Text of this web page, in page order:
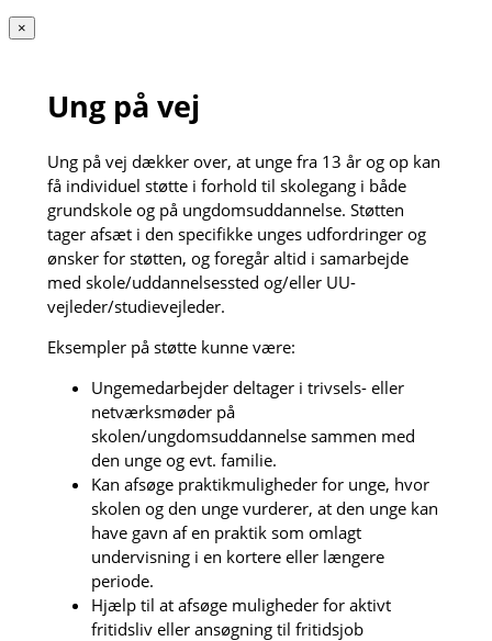
×
Ung på vej
Ung på vej dækker over, at unge fra 13 år og op kan
få individuel støtte i forhold til skolegang i både
grundskole og på ungdomsuddannelse. Støtten
tager afsæt i den specifikke unges udfordringer og
ønsker for støtten, og foregår altid i samarbejde
med skole/uddannelsessted og/eller UU-
vejleder/studievejleder.
Eksempler på støtte kunne være:
Ungemedarbejder deltager i trivsels- eller
netværksmøder på
skolen/ungdomsuddannelse sammen med
den unge og evt. familie.
Kan afsøge praktikmuligheder for unge, hvor
skolen og den unge vurderer, at den unge kan
have gavn af en praktik som omlagt
undervisning i en kortere eller længere
periode.
Hjælp til at afsøge muligheder for aktivt
fritidsliv eller ansøgning til fritidsjob